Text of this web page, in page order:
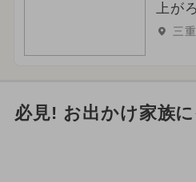
上が
三
必見! お出かけ家族